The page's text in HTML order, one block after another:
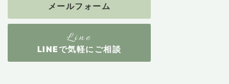
メールフォーム
LINEで気軽にご相談